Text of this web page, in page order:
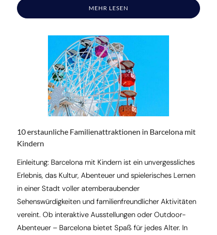
MEHR LESEN
10 erstaunliche Familienattraktionen in Barcelona mit
Kindern
Einleitung: Barcelona mit Kindern ist ein unvergessliches
Erlebnis, das Kultur, Abenteuer und spielerisches Lernen
in einer Stadt voller atemberaubender
Sehenswürdigkeiten und familienfreundlicher Aktivitäten
vereint. Ob interaktive Ausstellungen oder Outdoor-
Abenteuer – Barcelona bietet Spaß für jedes Alter. In